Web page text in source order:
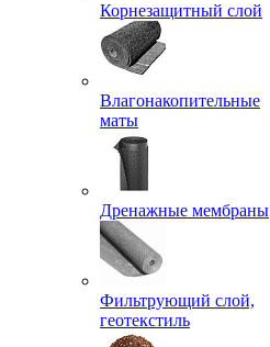
Корнезащитный слой
Влагонакопительные
маты
Дренажные мембраны
Фильтрующий слой,
геотекстиль